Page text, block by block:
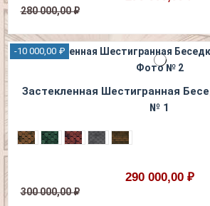
280 000,00 ₽
-10 000,00 ₽
Застекленная Шестигранная
№ 1
290 000,00 ₽
300 000,00 ₽